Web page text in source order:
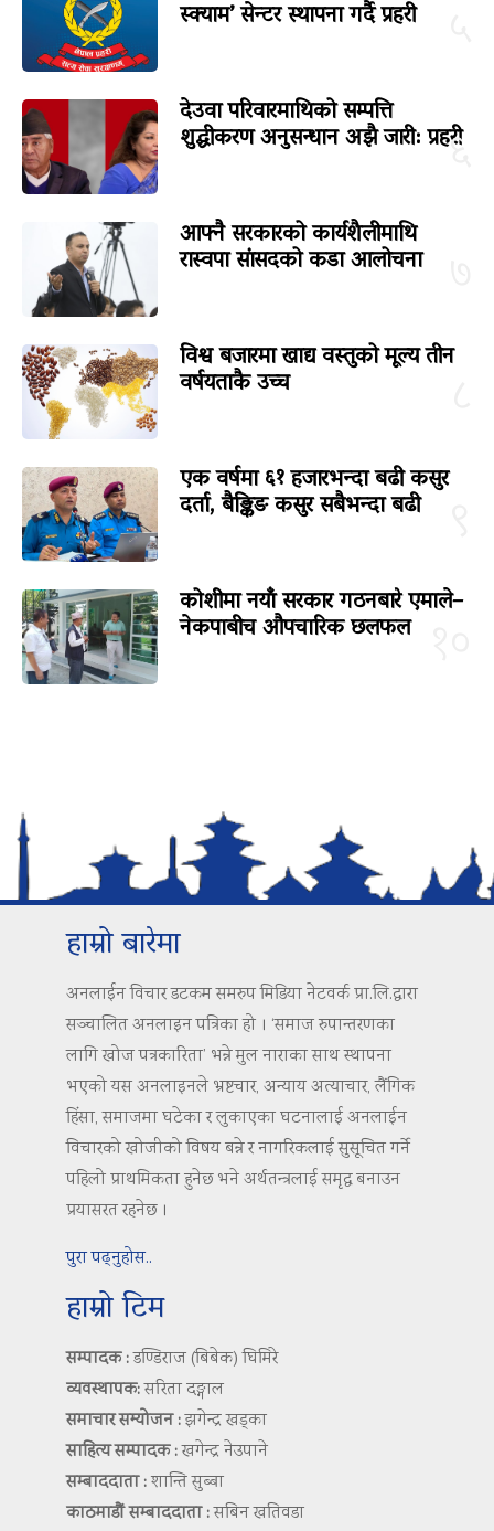
स्क्याम’ सेन्टर स्थापना गर्दै प्रहरी
६
देउवा परिवारमाथिको सम्पत्ति
शुद्धीकरण अनुसन्धान अझै जारी: प्रहरी
आफ्नै सरकारको कार्यशैलीमाथि
रास्वपा सांसदको कडा आलोचना
विश्व बजारमा खाद्य वस्तुको मूल्य तीन
वर्षयताकै उच्च
एक वर्षमा ६१ हजारभन्दा बढी कसुर
दर्ता, बैङ्किङ कसुर सबैभन्दा बढी
कोशीमा नयाँ सरकार गठनबारे एमाले–
नेकपाबीच औपचारिक छलफल
हाम्रो बारेमा
अनलाईन विचार डटकम समरुप मिडिया नेटवर्क प्रा.लि.द्वारा
सञ्चालित अनलाइन पत्रिका हो । ‘समाज रुपान्तरणका
लागि खोज पत्रकारिता’ भन्ने मुल नाराका साथ स्थापना
भएको यस अनलाइनले भ्रष्टचार, अन्याय अत्याचार, लैंगिक
हिंसा, समाजमा घटेका र लुकाएका घटनालाई अनलाईन
विचारको खोजीको विषय बन्ने र नागरिकलाई सुसूचित गर्ने
पहिलो प्राथमिकता हुनेछ भने अर्थतन्त्रलाई समृद्ध बनाउन
प्रयासरत रहनेछ ।
पुरा पढ्नुहोस..
हाम्रो टिम
सम्पादक :डण्डिराज (बिबेक) घिमिरे
व्यवस्थापक:सरिता दङ्गाल
समाचार सम्योजन :झगेन्द्र खड्का
साहित्य सम्पादक :खगेन्द्र नेउपाने
सम्बाददाता :शान्ति सुब्बा
काठमाडौं सम्बाददाता :सबिन खतिवडा